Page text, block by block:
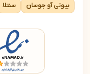
بیوتی آو جوسان
سنتلا